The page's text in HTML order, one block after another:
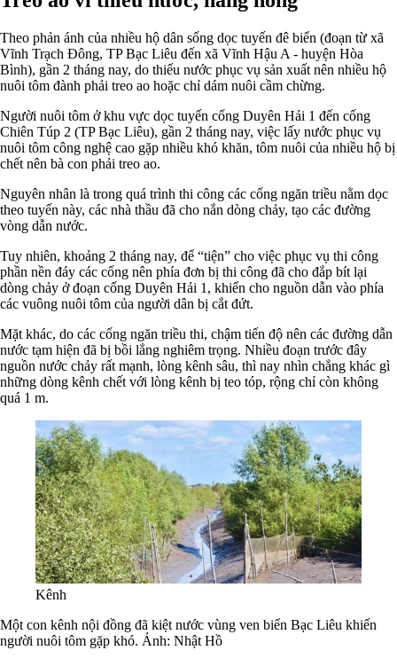
Theo phản ánh của nhiều hộ dân sống dọc tuyến đê biển (đoạn từ xã
Vĩnh Trạch Đông, TP Bạc Liêu đến xã Vĩnh Hậu A - huyện Hòa
Bình), gần 2 tháng nay, do thiếu nước phục vụ sản xuất nên nhiều hộ
nuôi tôm đành phải treo ao hoặc chỉ dám nuôi cầm chừng.
Người nuôi tôm ở khu vực dọc tuyến cống Duyên Hải 1 đến cống
Chiên Túp 2 (TP Bạc Liêu), gần 2 tháng nay, việc lấy nước phục vụ
nuôi tôm công nghệ cao gặp nhiều khó khăn, tôm nuôi của nhiều hộ bị
chết nên bà con phải treo ao.
Nguyên nhân là trong quá trình thi công các cống ngăn triều nằm dọc
theo tuyến này, các nhà thầu đã cho nắn dòng chảy, tạo các đường
vòng dẫn nước.
Tuy nhiên, khoảng 2 tháng nay, để “tiện” cho việc phục vụ thi công
phần nền đáy các cống nên phía đơn bị thi công đã cho đắp bít lại
dòng chảy ở đoạn cống Duyên Hải 1, khiến cho nguồn dẫn vào phía
các vuông nuôi tôm của người dân bị cắt đứt.
Mặt khác, do các cống ngăn triều thi, chậm tiến độ nên các đường dẫn
nước tạm hiện đã bị bồi lắng nghiêm trọng. Nhiều đoạn trước đây
nguồn nước chảy rất mạnh, lòng kênh sâu, thì nay nhìn chẳng khác gì
những dòng kênh chết với lòng kênh bị teo tóp, rộng chỉ còn không
quá 1 m.
Kênh
Một con kênh nội đồng đã kiệt nước vùng ven biển Bạc Liêu khiến
người nuôi tôm gặp khó. Ảnh: Nhật Hồ